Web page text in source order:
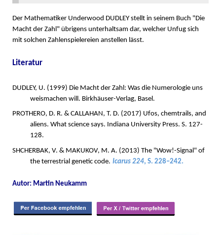
Der Mathematiker Underwood DUDLEY stellt in seinem Buch "Die
Macht der Zahl" übrigens unterhaltsam dar, welcher Unfug sich
mit solchen Zahlenspielereien anstellen lässt.
Literatur
DUDLEY, U. (1999) Die Macht der Zahl: Was die Numerologie uns
weismachen will. Birkhäuser-Verlag, Basel.
PROTHERO, D. R. & CALLAHAN, T. D. (2017) Ufos, chemtrails, and
aliens. What science says. Indiana University Press. S. 127-
128.
SHCHERBAK, V. & MAKUKOV, M. A. (2013) The "Wow!-Signal" of
the terrestrial genetic code. Icarus 224, S. 228–242.
Autor: Martin Neukamm